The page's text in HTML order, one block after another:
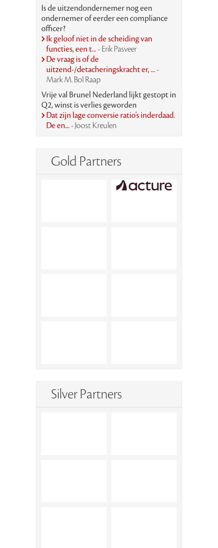
Is de uitzendondernemer nog een
ondernemer of eerder een compliance
officer?
Ik geloof niet in de scheiding van
functies, een t...- Erik Pasveer
De vraag is of de
uitzend-/detacheringskracht er, ...-
Mark M. Bol Raap
Vrije val Brunel Nederland lijkt gestopt in
Q2, winst is verlies geworden
Dat zijn lage conversie ratio’s inderdaad.
De en...- Joost Kreulen
Gold Partners
Silver Partners